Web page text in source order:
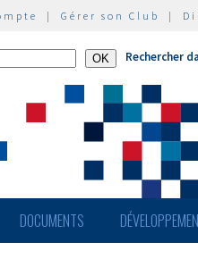
| Gérer son Club |
Rechercher
DOCUMENTS